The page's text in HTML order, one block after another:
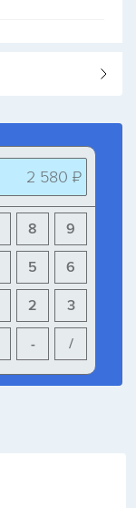
Следующая
2 580 ₽
9
8
6
5
3
2
- /